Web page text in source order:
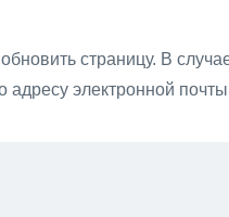
страницу. В
электронной